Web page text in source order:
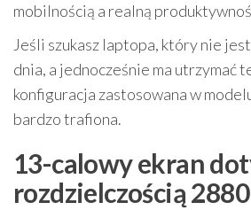
mobilnością a realną
Jeśli szukasz laptopa, który nie jest
dnia, a jednocześnie ma utrzymać
konfiguracja zastosowana w
bardzo trafiona.
13-calowy ekran
rozdzielczością